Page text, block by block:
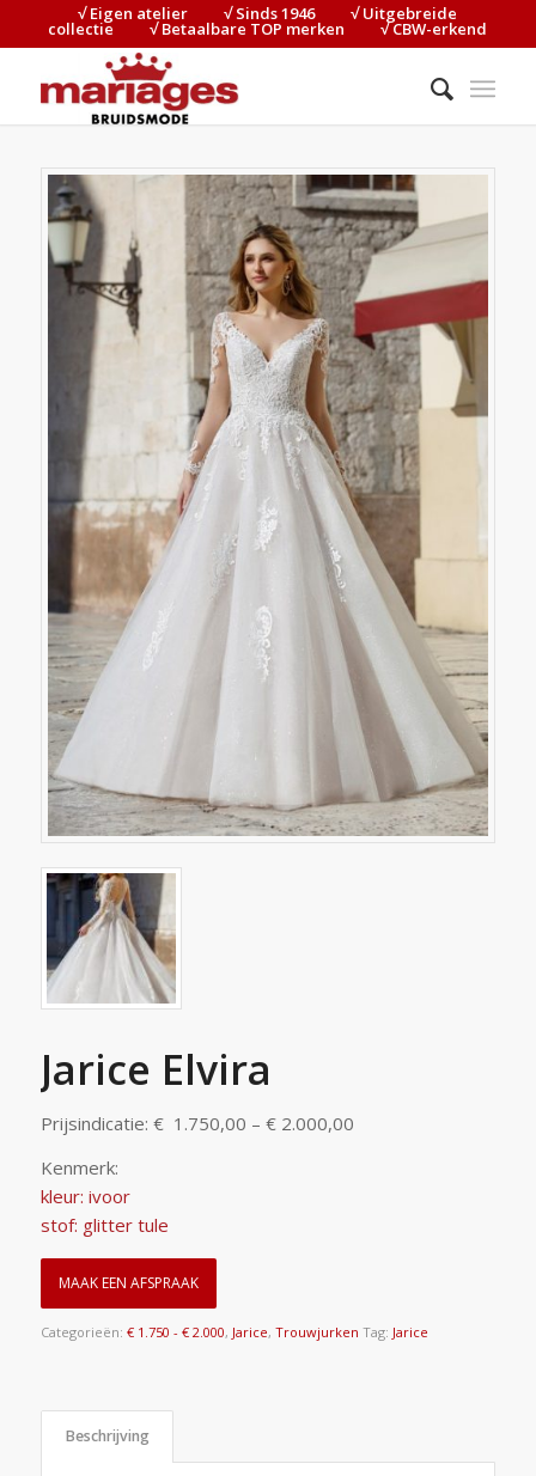
√ Eigen atelier⠀⠀⠀√ Sinds 1946⠀⠀⠀√ Uitgebreide
collectie⠀⠀⠀√ Betaalbare TOP merken⠀⠀⠀√ CBW-erkend
Jarice Elvira
Prijsindicatie: € 1.750,00 – € 2.000,00
Kenmerk:
kleur: ivoor
stof: glitter tule
MAAK EEN AFSPRAAK
Categorieën: € 1.750 - € 2.000, Jarice, Trouwjurken Tag: Jarice
Beschrijving